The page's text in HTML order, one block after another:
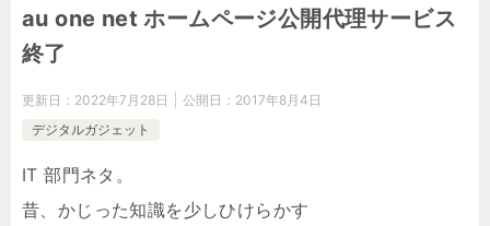
au one net ホームページ公開代理サービス
終了
更新日： 2022年7月28日 公開日： 2017年8月4日
デジタルガジェット
IT 部門ネタ。
昔、かじった知識を少しひけらかす